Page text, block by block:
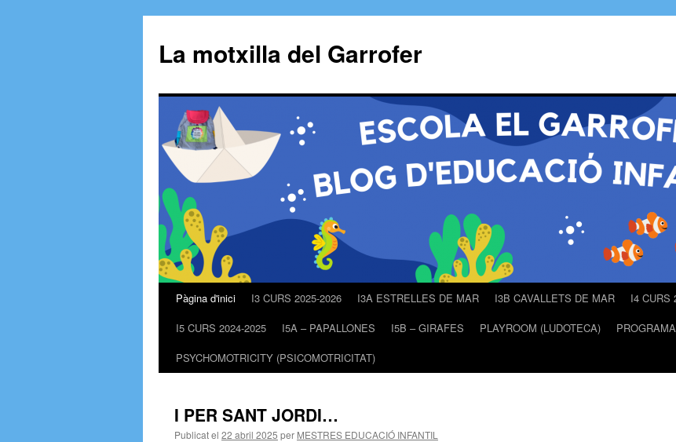
La motxilla del Garrofer
Vés
contingut
Pàgina d'inici I3 CURS 2025-2026 I3A ESTRELLES DE MAR I3B CAVALLETS DE MAR I4 CURS
I5 CURS 2024-2025
I5A – PAPALLONES I5B – GIRAFES PLAYROOM (LUDOTECA)
PSYCHOMOTRICITY (PSICOMOTRICITAT)
I PER SANT JORDI…
Publicat el 22 abril 2025 per MESTRES EDUCACIÓ INFANTIL